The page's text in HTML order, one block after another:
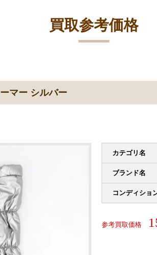
買取参考価格
マー シルバー
カテゴリ名
ブランド名
コンディショ
参考買取価格